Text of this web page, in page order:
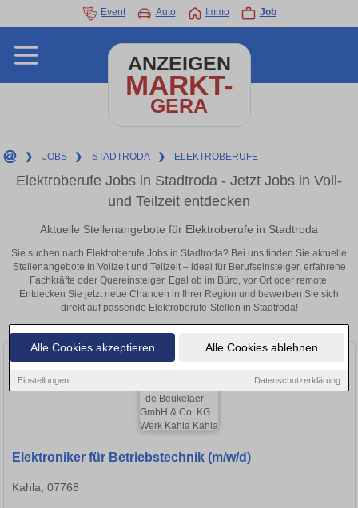
Alle Cookies akzeptieren Alle Cookies ablehnen
Einstellungen Datenschutzerklärung
Event Auto Immo Job
ANZEIGEN
MARKT-
GERA
❯ JOBS ❯ STADTRODA ❯ ELEKTROBERUFE
Elektroberufe Jobs in Stadtroda - Jetzt Jobs in Voll-
und Teilzeit entdecken
Aktuelle Stellenangebote für Elektroberufe in Stadtroda
Sie suchen nach Elektroberufe Jobs in Stadtroda? Bei uns finden Sie aktuelle
Stellenangebote in Vollzeit und Teilzeit – ideal für Berufseinsteiger, erfahrene
Fachkräfte oder Quereinsteiger. Egal ob im Büro, vor Ort oder remote:
Entdecken Sie jetzt neue Chancen in Ihrer Region und bewerben Sie sich
direkt auf passende Elektroberufe-Stellen in Stadtroda!
Elektroniker für Betriebstechnik (m/w/d)
Kahla, 07768